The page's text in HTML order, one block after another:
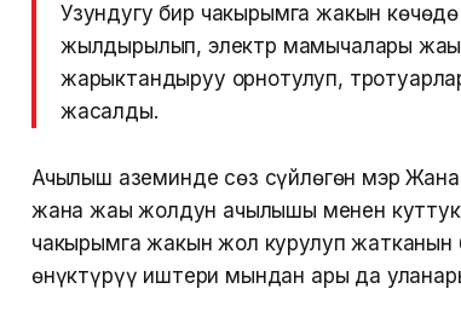
Узундугу бир чакырымга жакын
жылдырылып, электр мамычалары
жарыктандыруу орнотулуп,
жасалды.
Ачылыш аземинде сөз сүйлөгөн мэр
жана жаңы жолдун ачылышы менен
чакырымга жакын жол курулуп жатканын
өнүктүрүү иштери мындан ары да